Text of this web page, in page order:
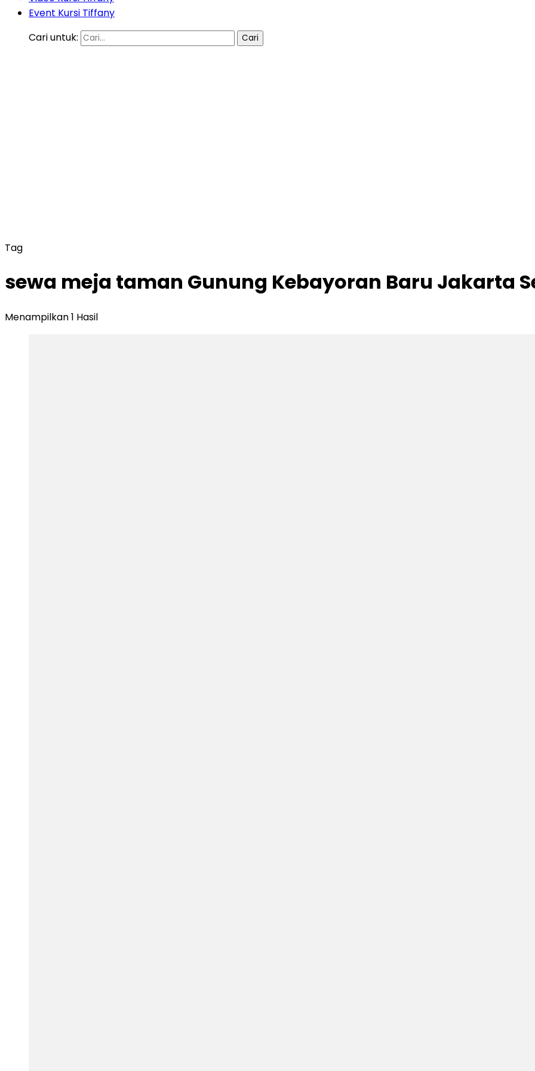
Event Kursi Tiffany
Cari untuk:
Tag
sewa meja taman Gunung Kebayoran Baru Jakarta
Menampilkan 1 Hasil